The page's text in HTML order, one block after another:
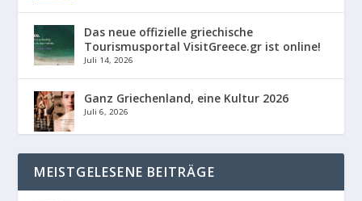
Das neue offizielle griechische
Tourismusportal VisitGreece.gr ist online!
Juli 14, 2026
Ganz Griechenland, eine Kultur 2026
Juli 6, 2026
MEISTGELESENE BEITRÄGE